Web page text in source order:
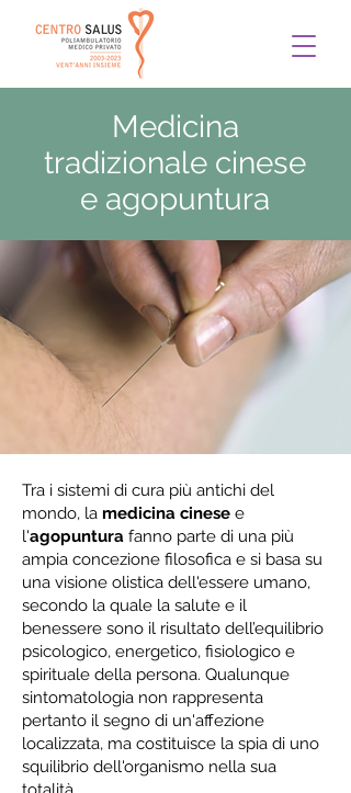
Medicina
tradizionale cinese
e agopuntura
Tra i sistemi di cura più antichi del
mondo, la medicina cinese e
l'agopuntura fanno parte di una più
ampia concezione filosofica e si basa su
una visione olistica dell'essere umano,
secondo la quale la salute e il
benessere sono il risultato dell’equilibrio
psicologico, energetico, fisiologico e
spirituale della persona. Qualunque
sintomatologia non rappresenta
pertanto il segno di un'affezione
localizzata, ma costituisce la spia di uno
squilibrio dell'organismo nella sua